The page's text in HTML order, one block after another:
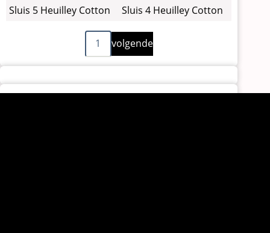
Sluis 5 Heuilley Cotton Sluis 4 Heuilley Cotton
1
Volgende
pagina
volgende